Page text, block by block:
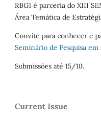
RBGI é parceria do XIII
Área Temática de
Convite para conhecer e
Seminário de Pesquisa
Submissões até 15/10.
Current Issue